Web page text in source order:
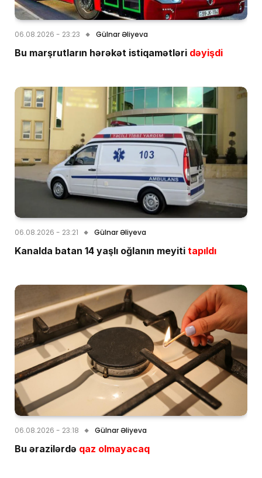
06.08.2026 - 23:23 Gülnar Əliyeva
Bu marşrutların hərəkət istiqamətləri dəyişdi
06.08.2026 - 23:21 Gülnar Əliyeva
Kanalda batan 14 yaşlı oğlanın meyiti tapıldı
06.08.2026 - 23:18 Gülnar Əliyeva
Bu ərazilərdə qaz olmayacaq